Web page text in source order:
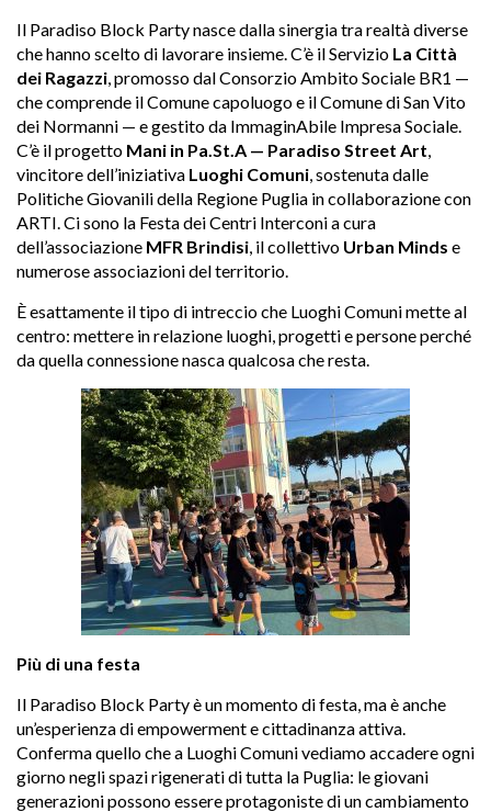
Il Paradiso Block Party nasce dalla sinergia tra realtà diverse
che hanno scelto di lavorare insieme. C’è il Servizio La Città
dei Ragazzi , promosso dal Consorzio Ambito Sociale BR1 —
che comprende il Comune capoluogo e il Comune di San Vito
dei Normanni — e gestito da ImmaginAbile Impresa Sociale.
C’è il progetto Mani in Pa.St.A — Paradiso Street Art
vincitore dell’iniziativa Luoghi Comuni , sostenuta dalle
Politiche Giovanili della Regione Puglia in collaborazione con
ARTI. Ci sono la Festa dei Centri Interconi a cura
dell’associazione MFR Brindisi , il collettivo Urban Minds e
numerose associazioni del territorio.
È esattamente il tipo di intreccio che Luoghi Comuni mette al
centro: mettere in relazione luoghi, progetti e persone perché
da quella connessione nasca qualcosa che resta.
Più di una festa
Il Paradiso Block Party è un momento di festa, ma è anche
un’esperienza di empowerment e cittadinanza attiva.
Conferma quello che a Luoghi Comuni vediamo accadere ogni
giorno negli spazi rigenerati di tutta la Puglia: le giovani
generazioni possono essere protagoniste di un cambiamento